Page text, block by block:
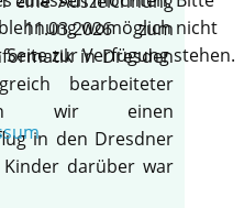
zum
in Dresden
bearbeiteter
wir einen
in den Dresdner
darüber war
womöglich nicht
zur Verfügung stehen.